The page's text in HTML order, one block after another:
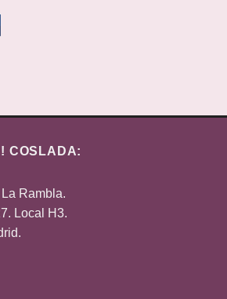
COSLADA:
Rambla.
Local H3.